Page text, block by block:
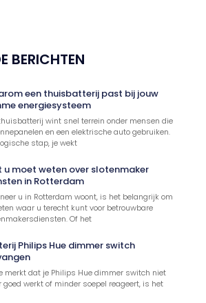
BERICHTEN
een thuisbatterij past bij jouw
energiesysteem
wint snel terrein onder mensen die
en een elektrische auto gebruiken.
stap, je wekt
u moet weten over slotenmaker
in Rotterdam
u in Rotterdam woont, is het belangrijk om
waar u terecht kunt voor betrouwbare
Of het
Philips Hue dimmer switch
merkt dat je Philips Hue dimmer switch niet
goed werkt of minder soepel reageert, is het